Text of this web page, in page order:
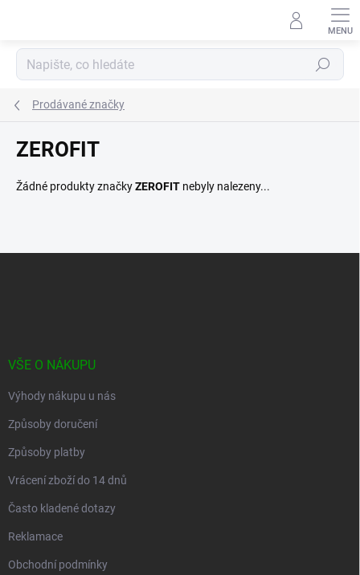
Hledat
Prodávané značky
ZEROFIT
Žádné produkty značkyZEROFIT nebyly nalezeny...
VŠE O NÁKUPU
Výhody nákupu u nás
Způsoby doručení
Způsoby platby
Vrácení zboží do 14 dnů
Často kladené dotazy
Reklamace
Obchodní podmínky